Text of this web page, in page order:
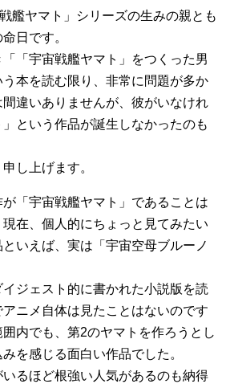
艦ヤマト」シリーズの生みの親とも
日です。
「宇宙戦艦ヤマト」をつくった男
本を読む限り、非常に問題が多か
違いありませんが、彼がいなけれ
という作品が誕生しなかったのも
し上げます。
「宇宙戦艦ヤマト」であることは
在、個人的にちょっと見てみたい
いえば、実は「宇宙空母ブルーノ
ジェスト的に書かれた小説版を読
ニメ自体は見たことはないのです
内でも、第2のヤマトを作ろうとし
を感じる面白い作品でした。
るほど根強い人気があるのも納得